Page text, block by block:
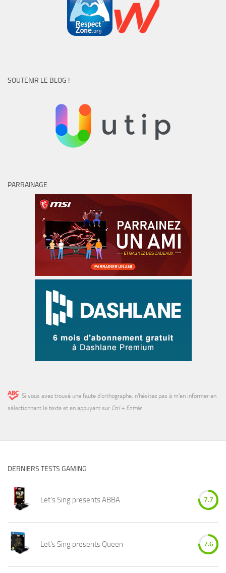
SOUTENIR LE BLOG !
PARRAINAGE
Si vous avez trouvé une faute d’orthographe, n'hésitez pas à m'en informer en
sélectionnant le texte et en appuyant sur Ctrl + Entrée.
DERNIERS TESTS GAMING
Let's Sing presents ABBA 7.7
Let's Sing presents Queen 7.6